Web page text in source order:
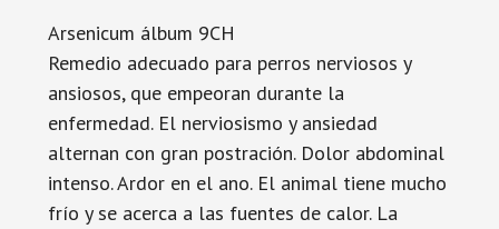
Arsenicum álbum 9CH
Remedio adecuado para perros nerviosos y
ansiosos, que empeoran durante la
enfermedad. El nerviosismo y ansiedad
alternan con gran postración. Dolor abdominal
intenso. Ardor en el ano. El animal tiene mucho
frío y se acerca a las fuentes de calor. La